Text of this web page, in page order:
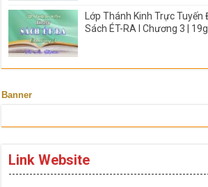
Lớp Thánh Kinh Trực Tuyến
Sách ÉT-RA I Chương 3 |
Banner
Link Website